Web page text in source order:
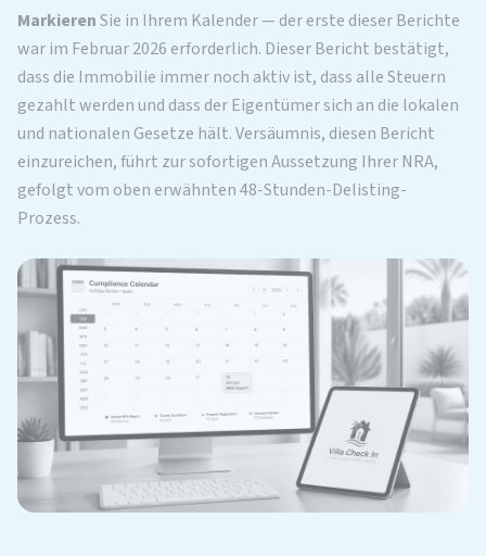
MarkierenSie in Ihrem Kalender — der erste dieser Berichte
war im Februar 2026 erforderlich. Dieser Bericht bestätigt,
dass die Immobilie immer noch aktiv ist, dass alle Steuern
gezahlt werden und dass der Eigentümer sich an die lokalen
und nationalen Gesetze hält. Versäumnis, diesen Bericht
einzureichen, führt zur sofortigen Aussetzung Ihrer NRA,
gefolgt vom oben erwähnten 48-Stunden-Delisting-
Prozess.